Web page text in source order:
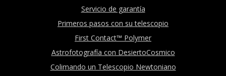
Servicio de garantía
Primeros pasos con su telescopio
First Contact™ Polymer
Astrofotografía con DesiertoCosmico
Colimando un Telescopio Newtoniano